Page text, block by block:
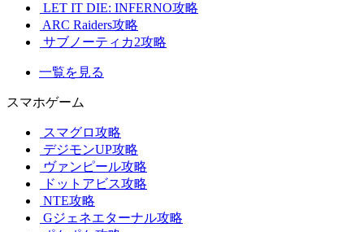
LET IT DIE: INFERNO攻略
ARC Raiders攻略
サブノーティカ2攻略
一覧を見る
スマホゲーム
スマグロ攻略
デジモンUP攻略
ヴァンピール攻略
ドットアビス攻略
NTE攻略
Gジェネエターナル攻略